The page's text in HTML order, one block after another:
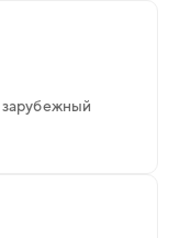
зарубежный